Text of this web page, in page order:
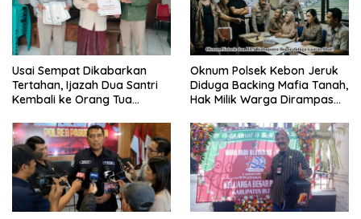
Usai Sempat Dikabarkan
Tertahan, Ijazah Dua Santri
Kembali ke Orang Tua
Oknum Polsek Kebon Jeruk
Diduga Backing Mafia Tanah,
Hak Milik Warga Dirampas